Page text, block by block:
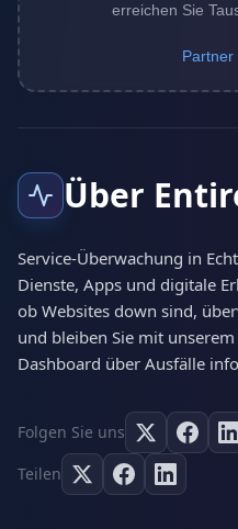
erreichen Sie
Über
Service-Überwachung in
Dienste, Apps und digitale
ob Websites down sind,
und bleiben Sie mit
Dashboard über Ausfälle
Folgen Sie uns
Teilen